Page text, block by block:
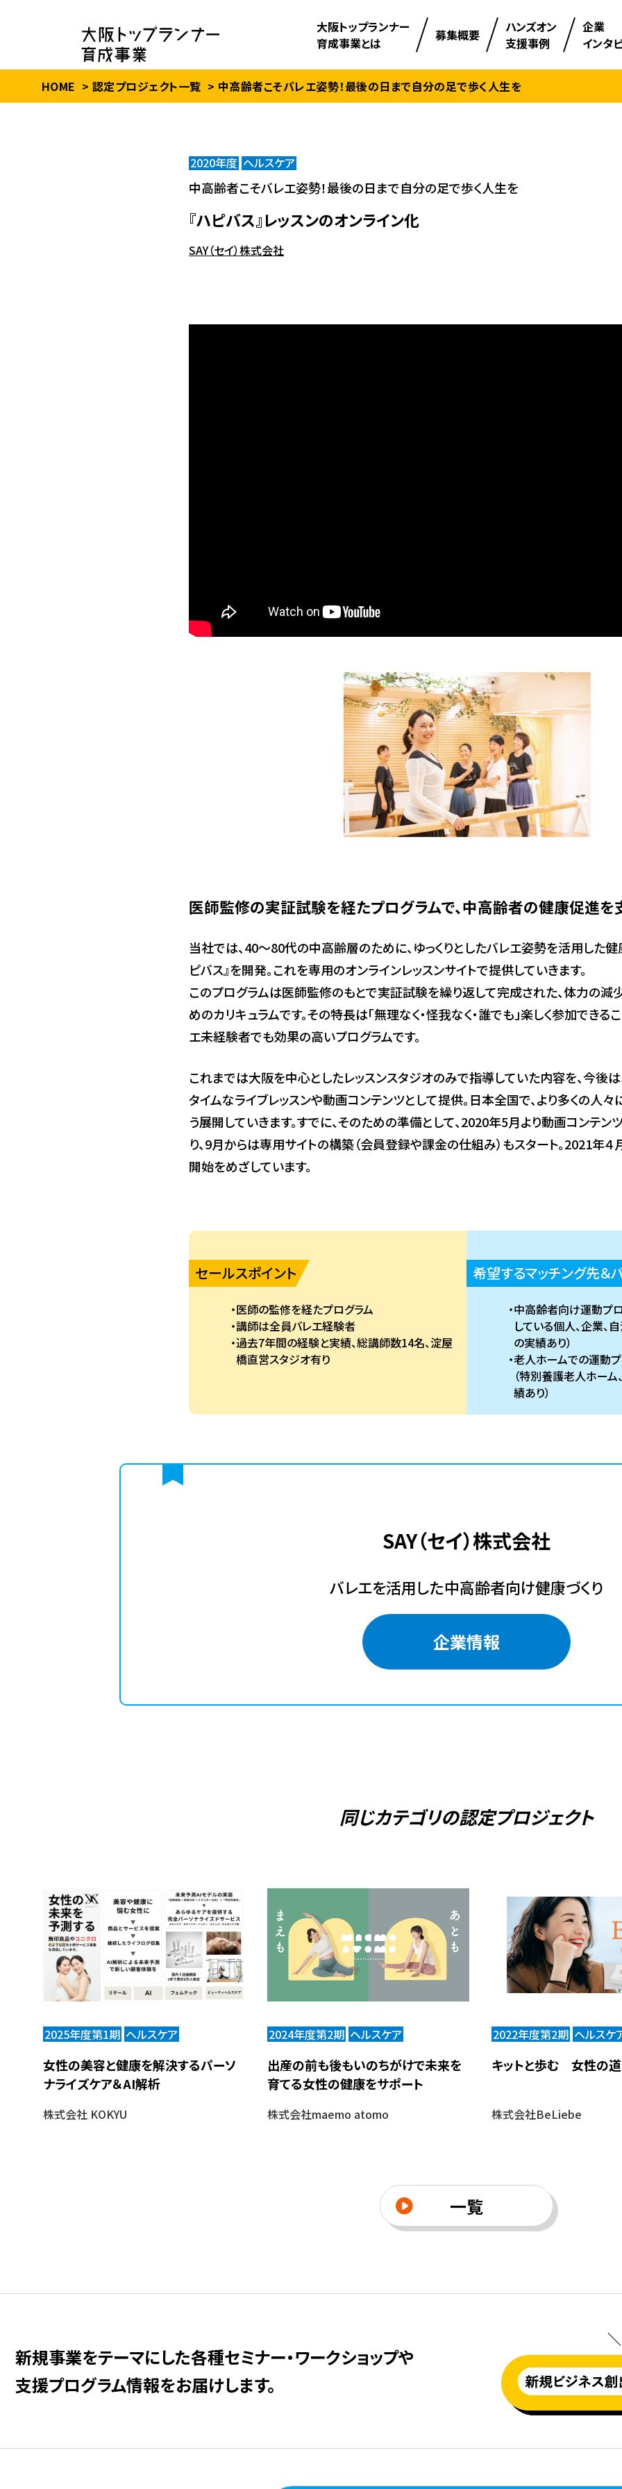
⼤阪トップランナー
育成事業とは
募集概要
ハンズオン
支援事例
企業
インタ
HOME 認定プロジェクト一覧 中高齢者こそバレエ姿勢！最後の日まで自分の足で歩く人生を
2020年度 ヘルスケア
中高齢者こそバレエ姿勢！最後の日まで自分の足で歩く人生を
『ハピバス』レッスンのオンライン化
SAY（セイ）株式会社
医師監修の実証試験を経たプログラムで、中高齢者の健康促進を
当社では、40～80代の中高齢層のために、ゆっくりとしたバレエ姿勢を活用した健
ピバス』を開発。これを専用のオンラインレッスンサイトで提供していきます。
このプログラムは医師監修のもとで実証試験を繰り返して完成された、体力の
めのカリキュラムです。その特長は「無理なく・怪我なく・誰でも」楽しく参加できる
エ未経験者でも効果の高いプログラムです。
これまでは大阪を中心としたレッスンスタジオのみで指導していた内容を、今後
タイムなライブレッスンや動画コンテンツとして提供。日本全国で、より多くの人
う展開していきます。すでに、そのための準備として、2020年5月より動画コンテ
り、9月からは専用サイトの構築（会員登録や課金の仕組み）もスタート。2021年
開始をめざしています。
セールスポイント
医師の監修を経たプログラム
講師は全員バレエ経験者
過去7年間の経験と実績、総講師数14名、淀屋
橋直営スタジオ有り
希望するマッチング先＆
中高齢者向け運動プ
している個人、企業、
の実績あり）
老人ホームでの運動
（特別養護老人ホー
績あり）
SAY（セイ）株式会社
バレエを活用した中高齢者向け健康づくり
企業情報
同じカテゴリの認定プロジェクト
2025年度第1期 ヘルスケア
女性の美容と健康を解決するパーソ
ナライズケア＆AI解析
株式会社 KOKYU
2024年度第2期 ヘルスケア
出産の前も後もいのちがけで未来を
育てる女性の健康をサポート
株式会社maemo atomo
2022年度第2期 ヘルスケ
キットと歩む 女性の
株式会社BeLiebe
一覧
新規事業をテーマにした各種セミナー・ワークショップや
⽀援プログラム情報をお届けします。